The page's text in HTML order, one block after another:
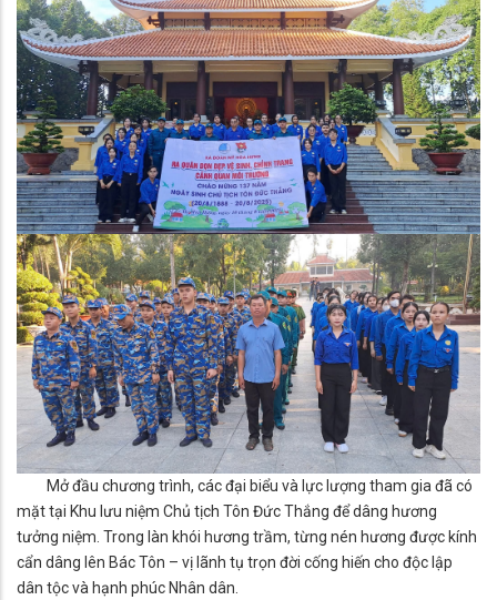
Mở đầu chương trình, các đại biểu và lực lượng tham gia đã có
mặt tại Khu lưu niệm Chủ tịch Tôn Đức Thắng để dâng hương
tưởng niệm. Trong làn khói hương trầm, từng nén hương được kính
cẩn dâng lên Bác Tôn – vị lãnh tụ trọn đời cống hiến cho độc lập
dân tộc và hạnh phúc Nhân dân.